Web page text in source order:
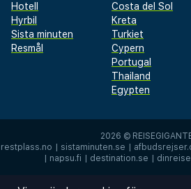
Hotell
Hyrbil
Sista minuten
Resmål
Costa del Sol
Kreta
Turkiet
Cypern
Portugal
Thailand
Egypten
2026 ©
restplass.no
sistaminuten.se
napsu.fi destination.se